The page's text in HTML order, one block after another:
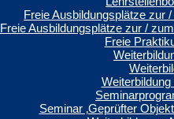
Freie Ausbildungsplätze zur
Freie Ausbildungsplätze zur /
Freie
Seminar ‚Geprüfter